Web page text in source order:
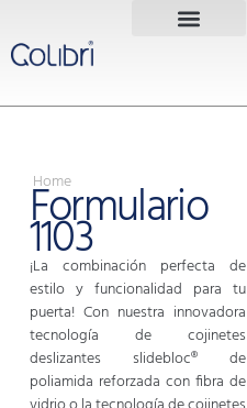
Home
Formulario
1103
¡La combinación perfecta de
estilo y funcionalidad para tu
puerta! Con nuestra innovadora
tecnología de cojinetes
deslizantes slidebloc® de
poliamida reforzada con fibra de